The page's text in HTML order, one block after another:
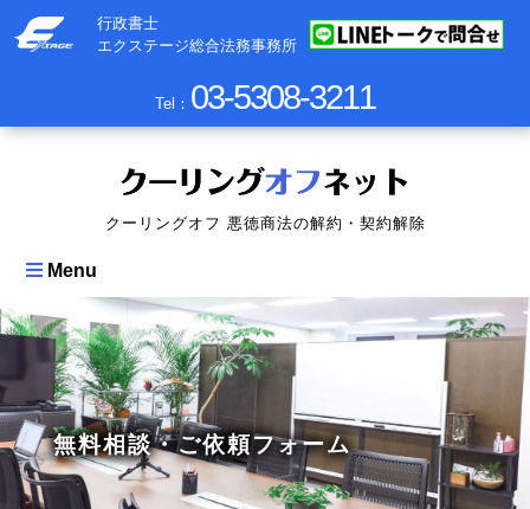
行政書士
エクステージ総合法務事務所
Tel： 03-5308-3211
クーリングオフ 悪徳商法の解約・契約解除
Menu
無料相談・ご依頼フォーム